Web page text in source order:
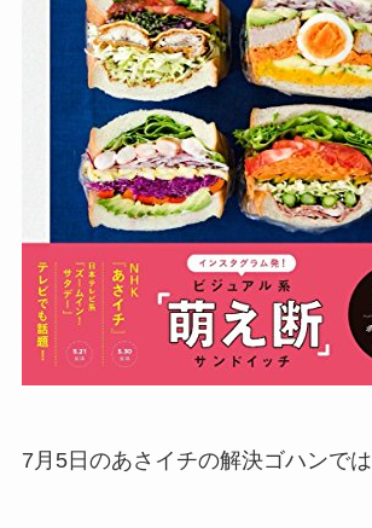
7月5日のあさイチの解決ゴハンでは